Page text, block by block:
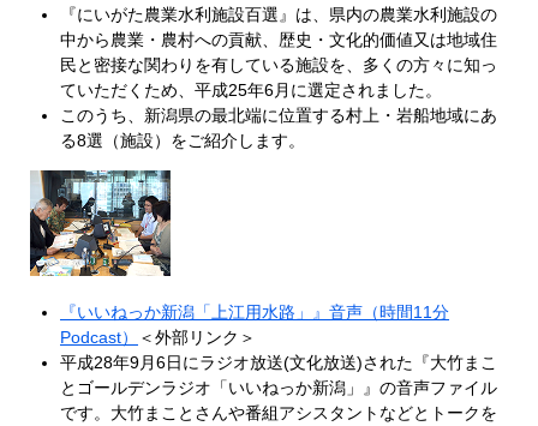
『にいがた農業水利施設百選』は、県内の農業水利施設の
中から農業・農村への貢献、歴史・文化的価値又は地域住
民と密接な関わりを有している施設を、多くの方々に知っ
ていただくため、平成25年6月に選定されました。
このうち、新潟県の最北端に位置する村上・岩船地域にあ
る8選（施設）をご紹介します。
『いいねっか新潟「上江用水路」』音声（時間11分
Podcast）
＜外部リンク＞
平成28年9月6日にラジオ放送(文化放送)された『大竹まこ
とゴールデンラジオ「いいねっか新潟」』の音声ファイル
です。大竹まことさんや番組アシスタントなどとトークを